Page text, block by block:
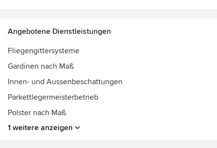
Angebotene Dienstleistungen
Fliegengittersysteme
Gardinen nach Maß
Innen- und Aussenbeschattungen
Parkettlegermeisterbetrieb
Polster nach Maß
1 weitere anzeigen